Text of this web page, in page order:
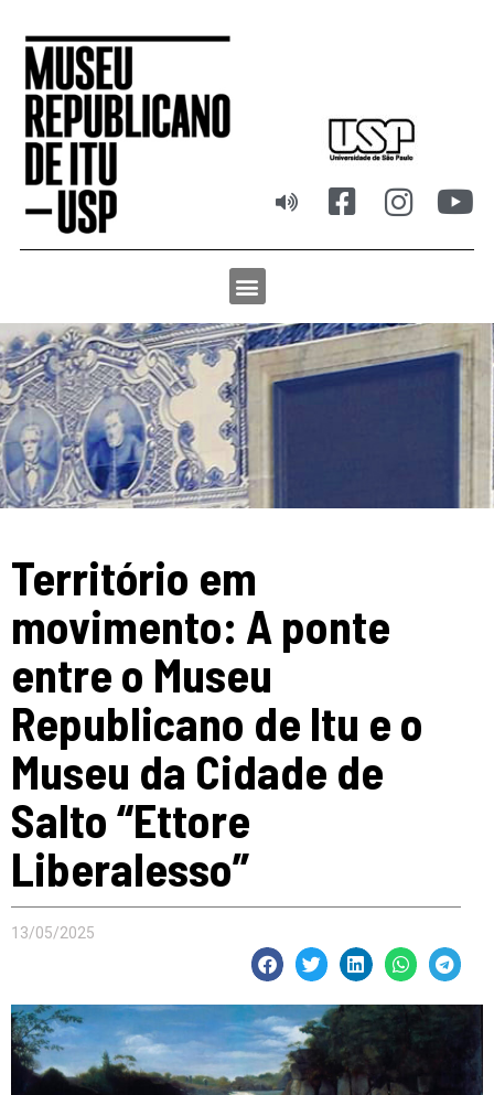
Território em
movimento: A ponte
entre o Museu
Republicano de Itu e o
Museu da Cidade de
Salto “Ettore
Liberalesso”
13/05/2025